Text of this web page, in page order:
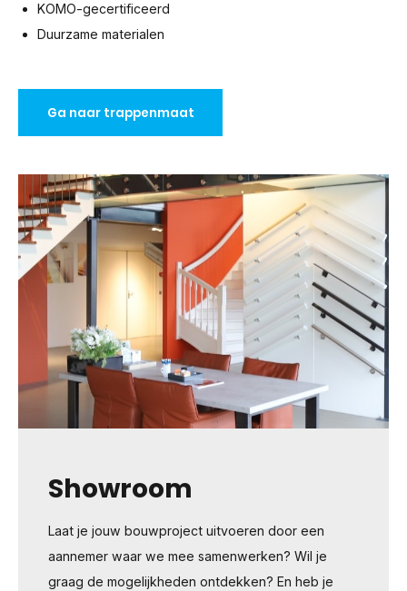
KOMO-gecertificeerd
Duurzame materialen
Ga naar trappenmaat
Showroom
Laat je jouw bouwproject uitvoeren door een
aannemer waar we mee samenwerken? Wil je
graag de mogelijkheden ontdekken? En heb je